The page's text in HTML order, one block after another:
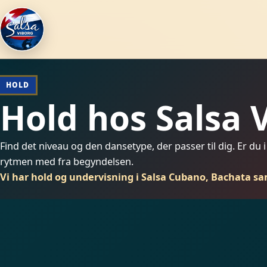
HOLD
Hold hos Salsa
Find det niveau og den dansetype, der passer til dig. Er
rytmen med fra begyndelsen.
Vi har hold og undervisning i Salsa Cubano, Bachata